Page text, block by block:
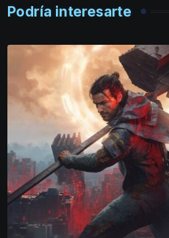
Podría interesarte